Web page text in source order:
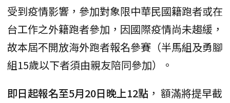
受到疫情影響，參加對象限中華民國籍跑者或在
台工作之外籍跑者參加，因國際疫情尚未趨緩，
故本屆不開放海外跑者報名參賽（半馬組及勇腳
組15歲以下者須由親友陪同參加）。
即日起報名至5月20日晚上12點 ， 額滿將提早截